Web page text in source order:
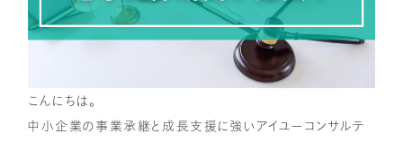
こんにちは。
中小企業の事業承継と成長支援に強いアイユーコンサルテ